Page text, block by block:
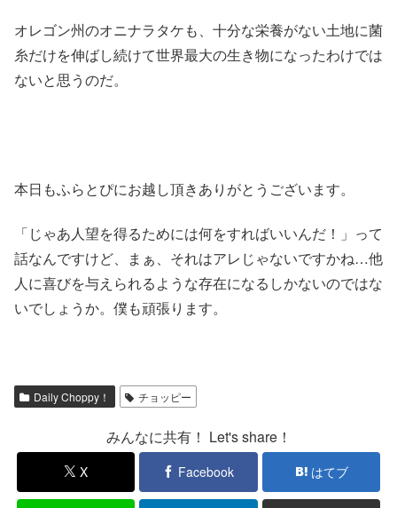
オレゴン州のオニナラタケも、十分な栄養がない土地に菌
糸だけを伸ばし続けて世界最大の生き物になったわけでは
ないと思うのだ。
本日もふらとぴにお越し頂きありがとうございます。
「じゃあ人望を得るためには何をすればいいんだ！」って
話なんですけど、まぁ、それはアレじゃないですかね…他
人に喜びを与えられるような存在になるしかないのではな
いでしょうか。僕も頑張ります。
Daily Choppy！ チョッピー
みんなに共有！ Let's share！
X Facebook はてブ